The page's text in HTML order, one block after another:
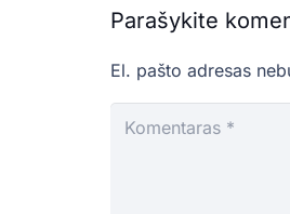
Parašykite
El. pašto adresas